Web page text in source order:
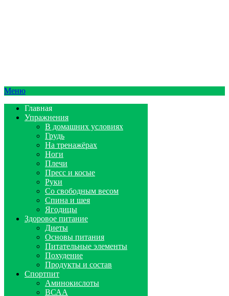
Меню
Главная
Упражнения
В домашних условиях
Грудь
На тренажёрах
Ноги
Плечи
Пресс и косые
Руки
Со свободным весом
Спина и шея
Ягодицы
Здоровое питание
Диеты
Основы питания
Питательные элементы
Похудение
Продукты и состав
Спортпит
Аминокислоты
ВСАА